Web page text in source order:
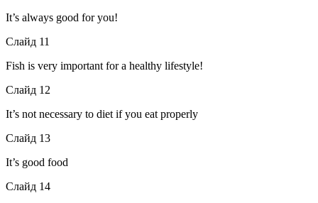
It’s always good for you!
Слайд 11
Fish is very important for a healthy lifestyle!
Слайд 12
It’s not necessary to diet if you eat properly
Слайд 13
It’s good food
Слайд 14